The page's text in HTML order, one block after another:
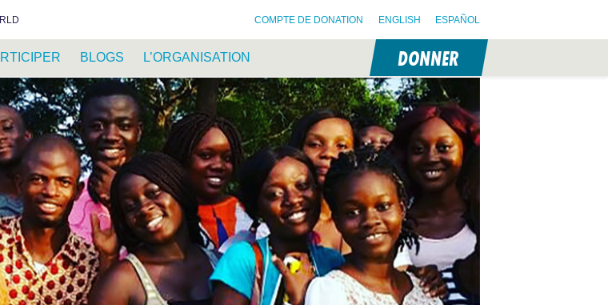
COMPTE DE DONATION ENGLISH ESPAÑOL
BLOGS L’ORGANISATION DONNER